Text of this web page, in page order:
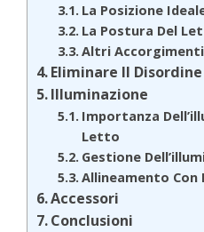
La Posizione
La Postura Del
Altri Accorgimenti
Eliminare Il Disordine
Illuminazione
Importanza
Letto
Gestione
Allineamento Con
Accessori
Conclusioni